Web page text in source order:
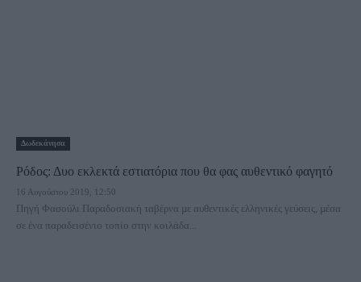
Δωδεκάνησα
Ρόδος: Δυο εκλεκτά εστιατόρια που θα φας αυθεντικό φαγητό
16 Αυγούστου 2019, 12:50
Πηγή Φασούλι Παραδοσιακή ταβέρνα µε αυθεντικές ελληνικές γεύσεις, µέσα
σε ένα παραδεισένιο τοπίο στην κοιλάδα...